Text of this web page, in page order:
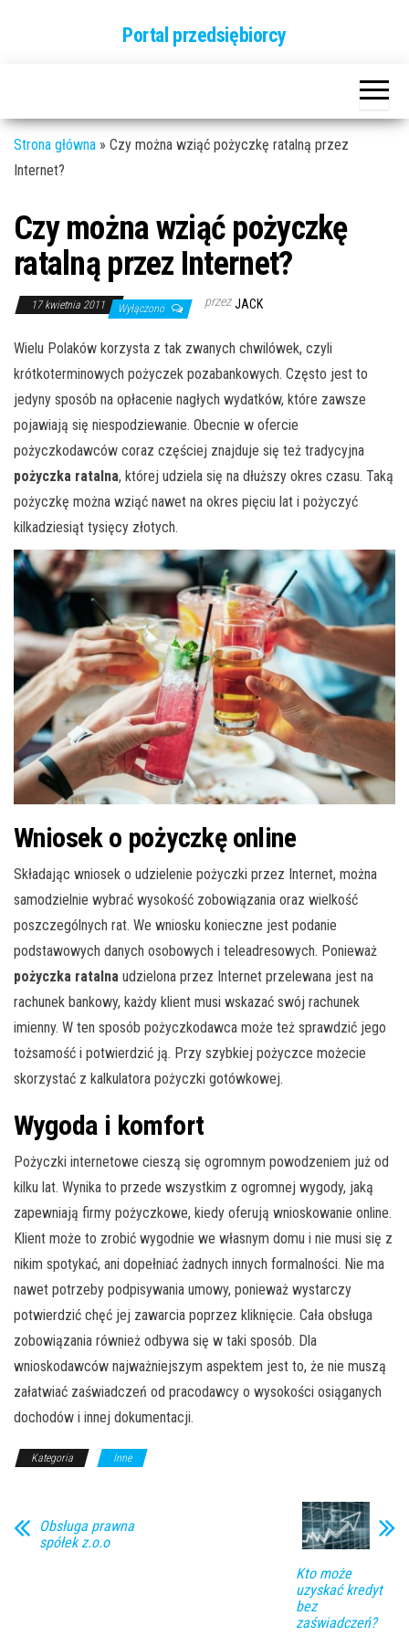
Portal przedsiębiorcy
Strona główna » Czy można wziąć pożyczkę ratalną przez
Internet?
Czy można wziąć pożyczkę
ratalną przez Internet?
17 kwietnia 2011 Wyłączono przez JACK
Wielu Polaków korzysta z tak zwanych chwilówek, czyli
krótkoterminowych pożyczek pozabankowych. Często jest to
jedyny sposób na opłacenie nagłych wydatków, które zawsze
pojawiają się niespodziewanie. Obecnie w ofercie
pożyczkodawców coraz częściej znajduje się też tradycyjna
pożyczka ratalna, której udziela się na dłuższy okres czasu. Taką
pożyczkę można wziąć nawet na okres pięciu lat i pożyczyć
kilkadziesiąt tysięcy złotych.
Wniosek o pożyczkę online
Składając wniosek o udzielenie pożyczki przez Internet, można
samodzielnie wybrać wysokość zobowiązania oraz wielkość
poszczególnych rat. We wniosku konieczne jest podanie
podstawowych danych osobowych i teleadresowych. Ponieważ
pożyczka ratalna udzielona przez Internet przelewana jest na
rachunek bankowy, każdy klient musi wskazać swój rachunek
imienny. W ten sposób pożyczkodawca może też sprawdzić jego
tożsamość i potwierdzić ją. Przy szybkiej pożyczce możecie
skorzystać z kalkulatora pożyczki gotówkowej.
Wygoda i komfort
Pożyczki internetowe cieszą się ogromnym powodzeniem już od
kilku lat. Wynika to przede wszystkim z ogromnej wygody, jaką
zapewniają firmy pożyczkowe, kiedy oferują wnioskowanie online.
Klient może to zrobić wygodnie we własnym domu i nie musi się z
nikim spotykać, ani dopełniać żadnych innych formalności. Nie ma
nawet potrzeby podpisywania umowy, ponieważ wystarczy
potwierdzić chęć jej zawarcia poprzez kliknięcie. Cała obsługa
zobowiązania również odbywa się w taki sposób. Dla
wnioskodawców najważniejszym aspektem jest to, że nie muszą
załatwiać zaświadczeń od pracodawcy o wysokości osiąganych
dochodów i innej dokumentacji.
Kategoria Inne
Obsługa prawna
spółek z.o.o
Kto może
uzyskać kredyt
bez
zaświadczeń?